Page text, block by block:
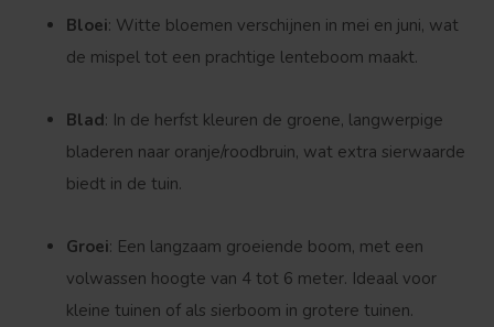
Bloei: Witte bloemen verschijnen in mei en juni, wat
de mispel tot een prachtige lenteboom maakt.
Blad: In de herfst kleuren de groene, langwerpige
bladeren naar oranje/roodbruin, wat extra sierwaarde
biedt in de tuin.
Groei: Een langzaam groeiende boom, met een
volwassen hoogte van 4 tot 6 meter. Ideaal voor
kleine tuinen of als sierboom in grotere tuinen.